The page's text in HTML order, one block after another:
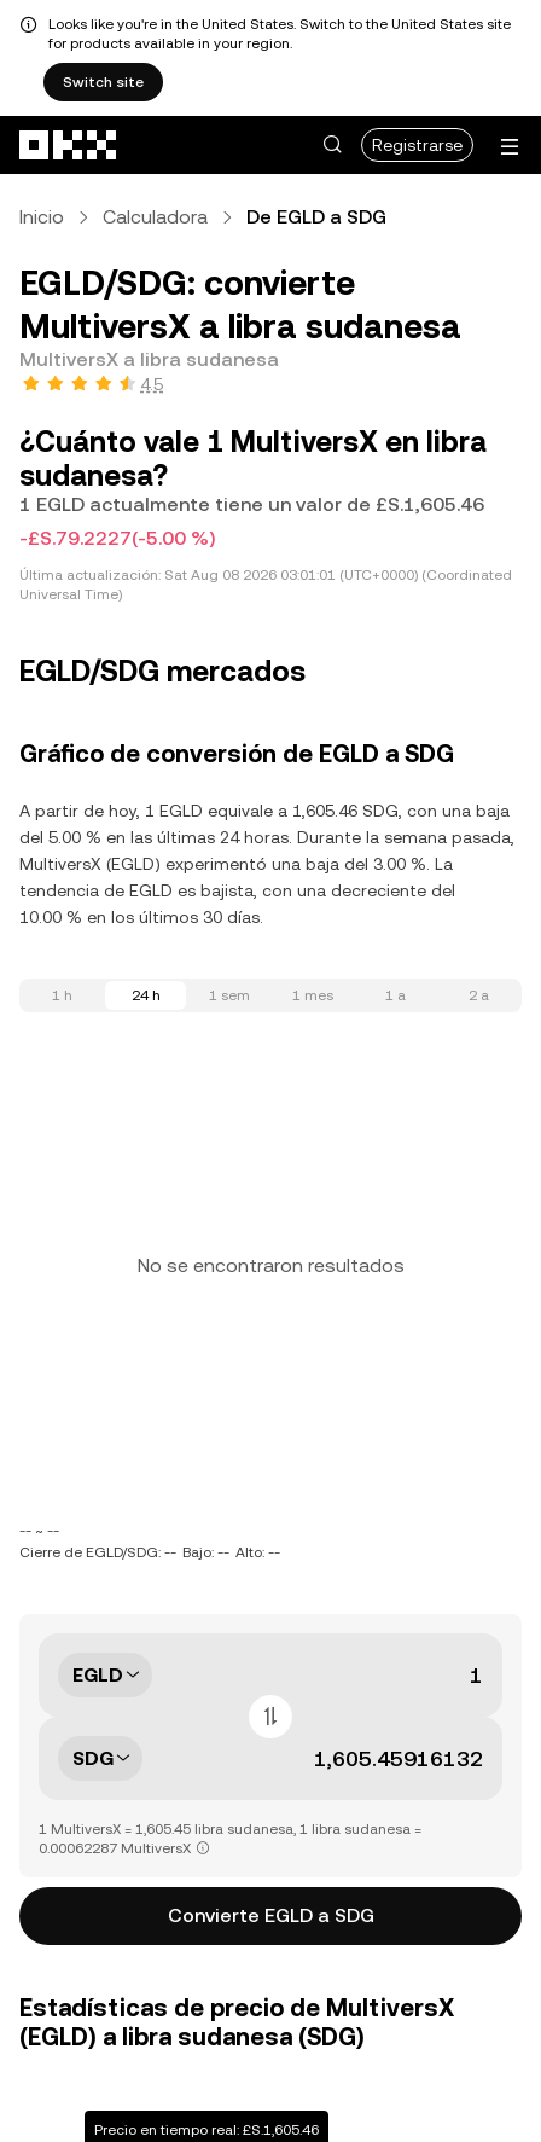
Looks like you're in the United States. Switch to the United States site
for products available in your region.
Switch site
Registrarse
Inicio Calculadora De EGLD a SDG
EGLD/SDG: convierte
MultiversX a libra sudanesa
MultiversX a libra sudanesa
4.5
¿Cuánto vale 1 MultiversX en libra
sudanesa?
1 EGLD actualmente tiene un valor de £S.1,605.46
-£S.79.2227(-5.00 %)
Última actualización: Sat Aug 08 2026 03:01:01 (UTC+0000) (Coordinated
Universal Time)
EGLD/SDG mercados
Gráfico de conversión de EGLD a SDG
A partir de hoy, 1 EGLD equivale a 1,605.46 SDG, con una baja
del 5.00 % en las últimas 24 horas. Durante la semana pasada,
MultiversX (EGLD) experimentó una baja del 3.00 %. La
tendencia de EGLD es bajista, con una decreciente del
10.00 % en los últimos 30 días.
1 h 24 h 1 sem 1 mes 1 a 2 a
No se encontraron resultados
-- ~ --
Cierre de EGLD/SDG: -- Bajo: -- Alto: --
EGLD
SDG
1 MultiversX = 1,605.45 libra sudanesa, 1 libra sudanesa =
0.00062287 MultiversX
Convierte EGLD a SDG
Estadísticas de precio de MultiversX
(EGLD) a libra sudanesa (SDG)
Precio en tiempo real: £S.1,605.46